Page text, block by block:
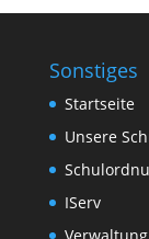
Sonstiges
Startseite
Unsere
IServ